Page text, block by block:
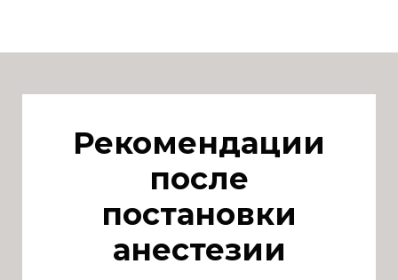
Рекомендации
после
постановки
анестезии